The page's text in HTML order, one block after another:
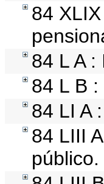
84
84 L A :
84 L B
84 LI A
84 LIII
público.